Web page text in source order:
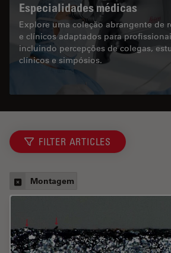
Especialidades médicas
Explore uma coleção abrangente de
e clínicos adaptados para
incluindo percepções de colegas,
clínicos e simpósios.
FILTER ARTICLES
Montagem